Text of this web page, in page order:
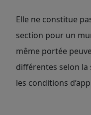
Elle ne constitue
section pour un
même portée
différentes selon
les conditions